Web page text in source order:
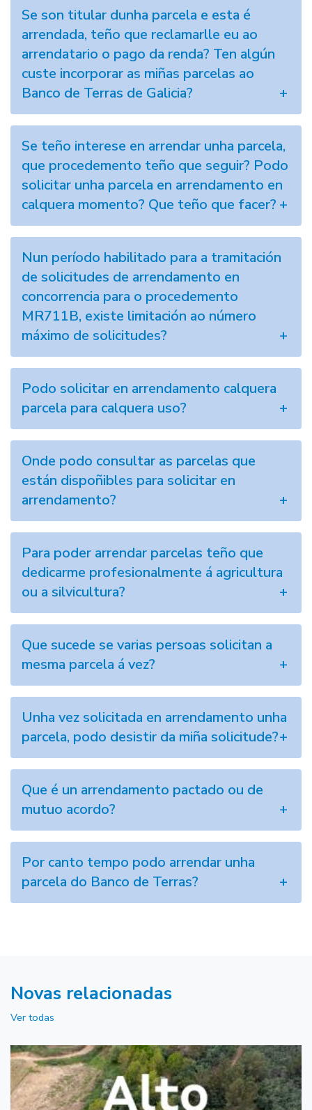
Se son titular dunha parcela e esta é
arrendada, teño que reclamarlle eu ao
arrendatario o pago da renda? Ten algún
custe incorporar as miñas parcelas ao
Banco de Terras de Galicia?
Se teño interese en arrendar unha parcela,
que procedemento teño que seguir? Podo
solicitar unha parcela en arrendamento en
calquera momento? Que teño que facer?
Nun período habilitado para a tramitación
de solicitudes de arrendamento en
concorrencia para o procedemento
MR711B, existe limitación ao número
máximo de solicitudes?
Podo solicitar en arrendamento calquera
parcela para calquera uso?
Onde podo consultar as parcelas que
están dispoñibles para solicitar en
arrendamento?
Para poder arrendar parcelas teño que
dedicarme profesionalmente á agricultura
ou a silvicultura?
Que sucede se varias persoas solicitan a
mesma parcela á vez?
Unha vez solicitada en arrendamento unha
parcela, podo desistir da miña solicitude?
Que é un arrendamento pactado ou de
mutuo acordo?
Por canto tempo podo arrendar unha
parcela do Banco de Terras?
Novas relacionadas
Ver todas